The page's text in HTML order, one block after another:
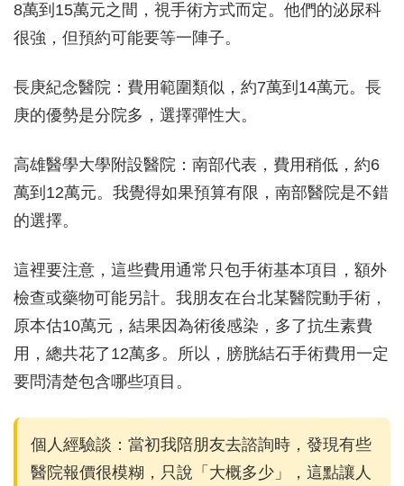
8萬到15萬元之間，視手術方式而定。他們的泌尿科
很強，但預約可能要等一陣子。
長庚紀念醫院：費用範圍類似，約7萬到14萬元。長
庚的優勢是分院多，選擇彈性大。
高雄醫學大學附設醫院：南部代表，費用稍低，約6
萬到12萬元。我覺得如果預算有限，南部醫院是不錯
的選擇。
這裡要注意，這些費用通常只包手術基本項目，額外
檢查或藥物可能另計。我朋友在台北某醫院動手術，
原本估10萬元，結果因為術後感染，多了抗生素費
用，總共花了12萬多。所以，膀胱結石手術費用一定
要問清楚包含哪些項目。
個人經驗談：當初我陪朋友去諮詢時，發現有些
醫院報價很模糊，只說「大概多少」，這點讓人